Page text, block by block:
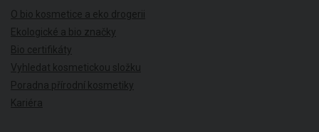
O bio kosmetice a eko drogerii
Ekologické a bio značky
Bio certifikáty
Vyhledat kosmetickou složku
Poradna přírodní kosmetiky
Kariéra